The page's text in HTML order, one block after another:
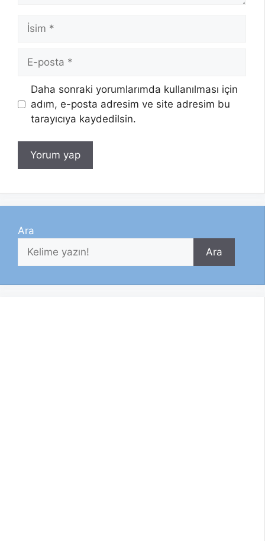
İsim
posta
Daha sonraki yorumlarımda kullanılması için
adım, e-posta adresim ve site adresim bu
tarayıcıya kaydedilsin.
Ara
Ara